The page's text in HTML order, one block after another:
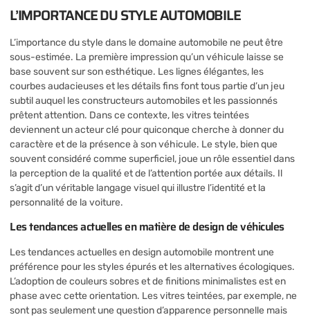
L’IMPORTANCE DU STYLE AUTOMOBILE
L’importance du style dans le domaine automobile ne peut être
sous-estimée. La première impression qu’un véhicule laisse se
base souvent sur son esthétique. Les lignes élégantes, les
courbes audacieuses et les détails fins font tous partie d’un jeu
subtil auquel les constructeurs automobiles et les passionnés
prêtent attention. Dans ce contexte, les vitres teintées
deviennent un acteur clé pour quiconque cherche à donner du
caractère et de la présence à son véhicule. Le style, bien que
souvent considéré comme superficiel, joue un rôle essentiel dans
la perception de la qualité et de l’attention portée aux détails. Il
s’agit d’un véritable langage visuel qui illustre l’identité et la
personnalité de la voiture.
Les tendances actuelles en matière de design de véhicules
Les tendances actuelles en design automobile montrent une
préférence pour les styles épurés et les alternatives écologiques.
L’adoption de couleurs sobres et de finitions minimalistes est en
phase avec cette orientation. Les vitres teintées, par exemple, ne
sont pas seulement une question d’apparence personnelle mais